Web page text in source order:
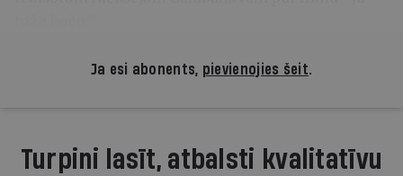
Ja esi abonents, pievienojies šeit.
Turpini lasīt, atbalsti kvalitatīvu